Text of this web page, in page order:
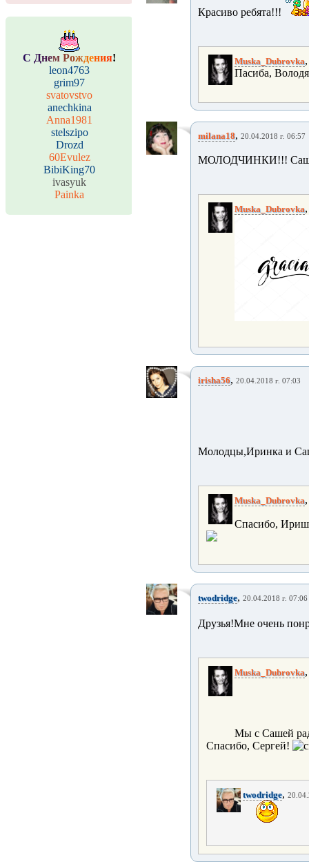
С Днем Рождения!
leon4763
grim97
svatovstvo
anechkina
Anna1981
stelszipo
Drozd
60Evulez
BibiKing70
ivasyuk
Painka
Красиво ребята!!!
Muska_Dubrovka
Пасиба,
milana18, 20.04.2018 г. 06:57
МОЛОДЧИНКИ!!! Саша
Muska_Dubrovka
irisha56, 20.04.2018 г. 07:03
Молодцы,Иринка и
Muska_Dubrovka
Спасибо,
twodridge, 20.04.2018 г. 07:06
Друзья!Мне очень
Muska_Dubrovka
Мы с Сашей
Спасибо, Сергей!
twodridge,